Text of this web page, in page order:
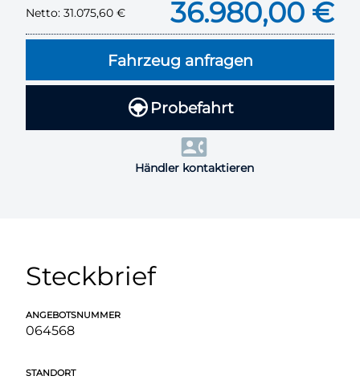
Netto: 31.075,60 € 36.980,00 €
Fahrzeug anfragen
Probefahrt
Händler kontaktieren
Steckbrief
ANGEBOTSNUMMER
064568
STANDORT